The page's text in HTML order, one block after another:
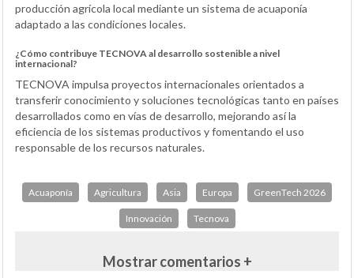
producción agrícola local mediante un sistema de acuaponía
adaptado a las condiciones locales.
¿Cómo contribuye TECNOVA al desarrollo sostenible a nivel
internacional?
TECNOVA impulsa proyectos internacionales orientados a
transferir conocimiento y soluciones tecnológicas tanto en países
desarrollados como en vías de desarrollo, mejorando así la
eficiencia de los sistemas productivos y fomentando el uso
responsable de los recursos naturales.
Acuaponía Agricultura Asia Europa GreenTech 2026
Innovación Tecnova
Mostrar comentarios +